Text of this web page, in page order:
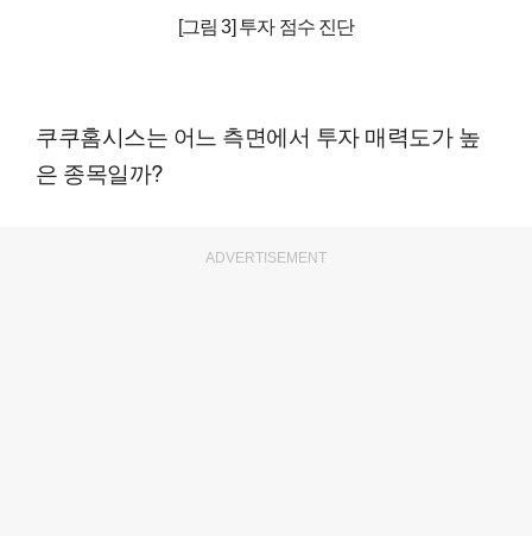
[그림 3] 투자 점수 진단
쿠쿠홈시스는 어느 측면에서 투자 매력도가 높
은 종목일까?
ADVERTISEMENT